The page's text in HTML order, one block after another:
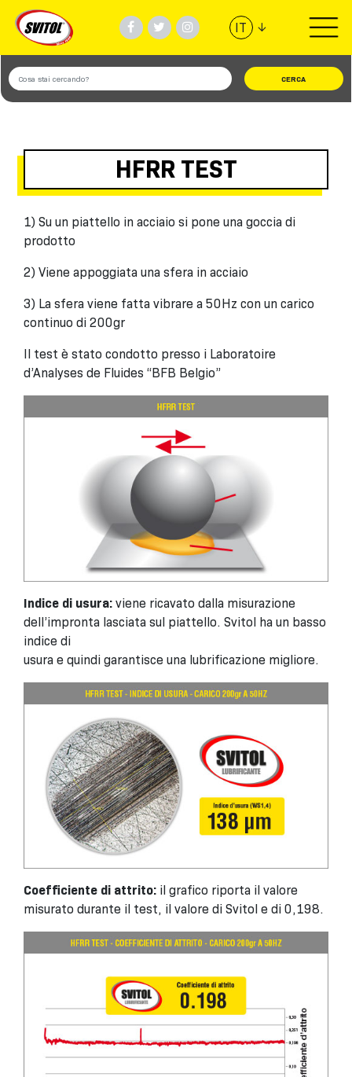
IT ↓
PRODOTTI
VIDEO
#TEAMSVITOL
AZIENDA
TROVA NEGOZIO
HFRR TEST
1) Su un piattello in acciaio si pone una goccia di
prodotto
2) Viene appoggiata una sfera in acciaio
3) La sfera viene fatta vibrare a 50Hz con un carico
continuo di 200gr
Il test è stato condotto presso i Laboratoire
d’Analyses de Fluides “BFB Belgio”
Indice di usura: viene ricavato dalla misurazione
dell’impronta lasciata sul piattello. Svitol ha un basso
indice di
usura e quindi garantisce una lubrificazione migliore.
Coefficiente di attrito: il grafico riporta il valore
misurato durante il test, il valore di Svitol e di 0,198.